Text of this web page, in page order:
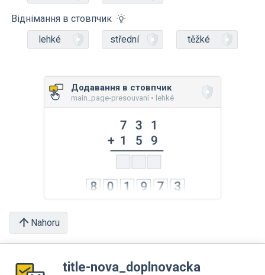
Віднімання в стовпчик
lehké
střední těžké
Додавання в стовпчик
main_page-presouvani • lehké
Nahoru
title-nova_doplnovacka